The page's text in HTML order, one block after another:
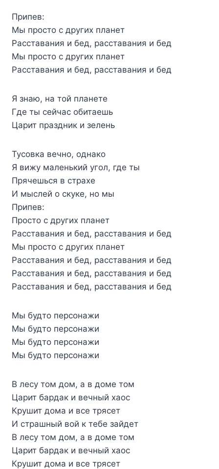
Припев:
Мы просто с других планет
Расставания и бед, расставания и бед
Мы просто с других планет
Расставания и бед, расставания и бед
Я знаю, на той планете
Где ты сейчас обитаешь
Царит праздник и зелень
Тусовка вечно, однако
Я вижу маленький угол, где ты
Прячешься в страхе
И мыслей о скуке, но мы
Припев:
Просто с других планет
Расставания и бед, расставания и бед
Мы просто с других планет
Расставания и бед, расставания и бед
Расставания и бед, расставания и бед
Расставания и бед, расставания и бед
Мы будто персонажи
Мы будто персонажи
Мы будто персонажи
Мы будто персонажи
В лесу том дом, а в доме том
Царит бардак и вечный хаос
Крушит дома и все трясет
И страшный вой к тебе зайдет
В лесу том дом, а в доме том
Царит бардак и вечный хаос
Крушит дома и все трясет